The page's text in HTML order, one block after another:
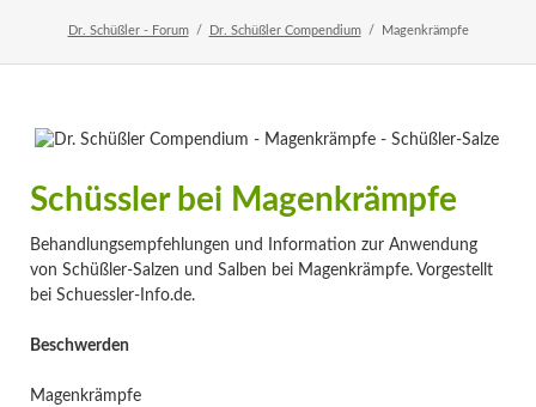
Home Veranstaltungen
Newsletter
Dr. Schüßler - Forum Dr. Schüßler Compendium Magenkrämpfe
Schüssler bei Magenkrämpfe
Behandlungsempfehlungen und Information zur Anwendung
von Schüßler-Salzen und Salben bei Magenkrämpfe. Vorgestellt
bei Schuessler-Info.de.
Beschwerden
Magenkrämpfe